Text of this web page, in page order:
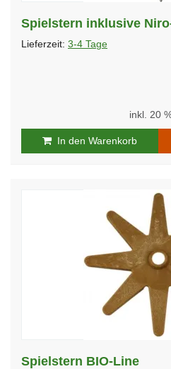
Spielstern inklusive
Lieferzeit: 3-4 Tage
inkl. 20
In den Warenkorb
Spielstern BIO-Line